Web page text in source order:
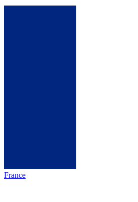
France